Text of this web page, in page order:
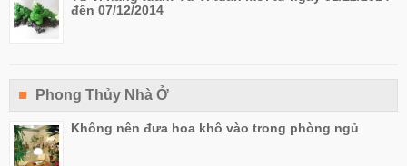
đến 07/12/2014
Phong Thủy Nhà Ở
Không nên đưa hoa khô vào trong phòng ngủ